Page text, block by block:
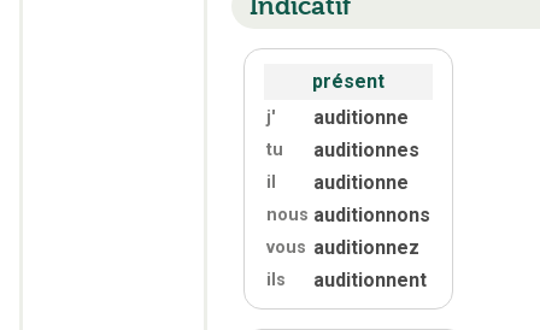
Indicatif
présent
j' auditionne
tu auditionnes
il auditionne
nous auditionnons
vous auditionnez
ils auditionnent